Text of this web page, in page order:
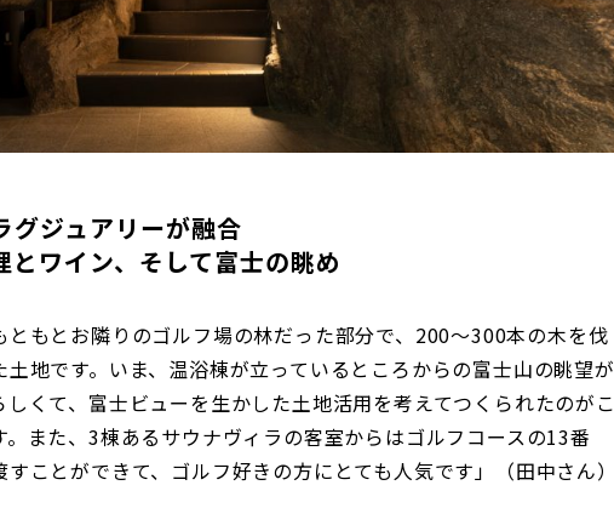
グジュアリーが融合
とワイン、そして富士の眺め
ともとお隣りのゴルフ場の林だった部分で、200〜300本の木を伐
土地です。いま、温浴棟が立っているところからの富士山の眺望が
しくて、富士ビューを生かした土地活用を考えてつくられたのがこ
。また、3棟あるサウナヴィラの客室からはゴルフコースの13番
すことができて、ゴルフ好きの方にとても人気です」（田中さん）